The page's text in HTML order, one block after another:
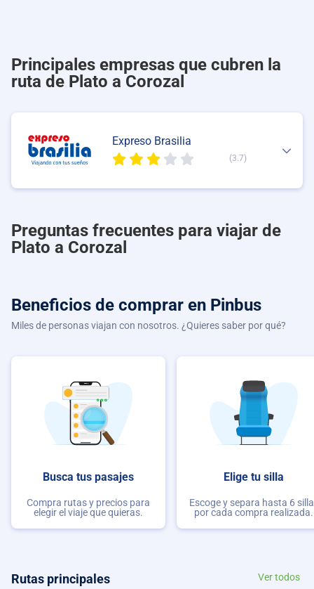
Principales empresas que cubren la
ruta de Plato a Corozal
Expreso Brasilia
(3.7)
Preguntas frecuentes para viajar de
Plato a Corozal
Beneficios de comprar en Pinbus
Miles de personas viajan con nosotros. ¿Quieres saber por qué?
Busca tus pasajes
Compra rutas y precios para
elegir el viaje que quieras.
Elige tu silla
Escoge y separa hasta 6
por cada compra realizada.
Rutas principales Ver todos